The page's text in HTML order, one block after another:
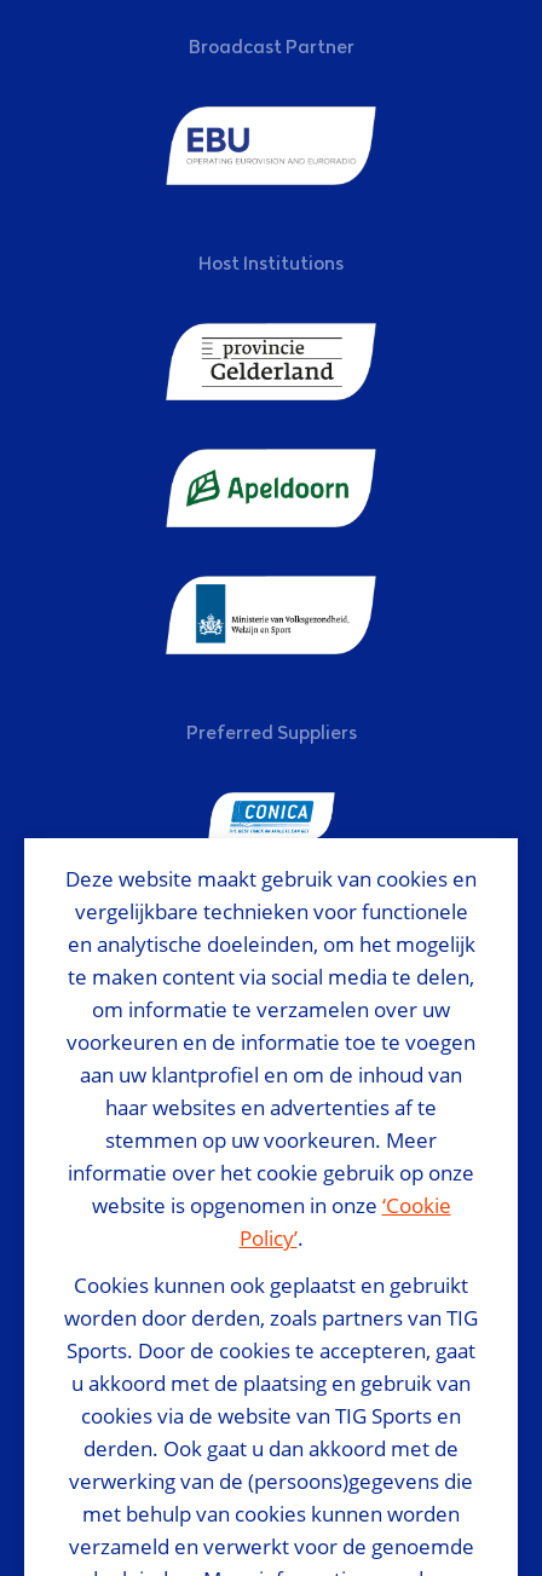
Broadcast Partner
Host Institutions
Preferred Suppliers
National Sponsor
Media Partner
Official suppliers
Deze website maakt gebruik van cookies en
vergelijkbare technieken voor functionele
en analytische doeleinden, om het mogelijk
te maken content via social media te delen,
om informatie te verzamelen over uw
voorkeuren en de informatie toe te voegen
aan uw klantprofiel en om de inhoud van
haar websites en advertenties af te
stemmen op uw voorkeuren. Meer
informatie over het cookie gebruik op onze
website is opgenomen in onze ‘Cookie
Policy’.
Cookies kunnen ook geplaatst en gebruikt
worden door derden, zoals partners van TIG
Sports. Door de cookies te accepteren, gaat
u akkoord met de plaatsing en gebruik van
cookies via de website van TIG Sports en
derden. Ook gaat u dan akkoord met de
verwerking van de (persoons)gegevens die
met behulp van cookies kunnen worden
verzameld en verwerkt voor de genoemde